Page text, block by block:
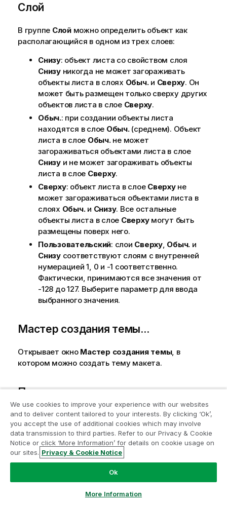
Слой
В группе Слойможно определить объект как
располагающийся в одном из трех слоев:
Снизу: объект листа со свойством слоя
Снизуникогда не может загораживать
объекты листа в слоях Обыч.и Сверху. Он
может быть размещен только сверху других
объектов листа в слое Сверху.
Обыч.: при создании объекты листа
находятся в слое Обыч.(среднем). Объект
листа в слое Обыч.не может
загораживаться объектами листа в слое
Снизуи не может загораживать объекты
листа в слое Сверху.
Сверху: объект листа в слое Сверхуне
может загораживаться объектами листа в
слоях Обыч.и Снизу. Все остальные
объекты листа в слое Сверхумогут быть
размещены поверх него.
Пользовательский: слои Сверху, Обыч. и
Снизусоответствуют слоям с внутренней
нумерацией 1, 0 и -1 соответственно.
Фактически, принимаются все значения от
-128 до 127. Выберите параметр для ввода
выбранного значения.
Мастер создания темы...
Открывает окно Мастер создания темы, в
котором можно создать тему макета.
Применить тему...
Применить тему макета можно к объекту, листу
или документу.
Темы Макетов
Показатьможно указать условие
Присоединяйтесь к программе
модернизации аналитики
Модернизируйте ваши важные приложения QlikView
без ущерба с помощью программы модернизации
Щелкните здесьдля получения
дополнительной информации или свяжитесь с нами:
ampquestions@qlik.com
We use cookies to improve your experience with our websites
and to deliver content tailored to your interests. By clicking ‘Ok’,
you accept the use of additional cookies which may involve
data transmission to third parties. Refer to our Privacy & Cookie
Notice or click ‘More Information’ for details on cookie usage on
our sites. Privacy & Cookie Notice
Ok
More Information